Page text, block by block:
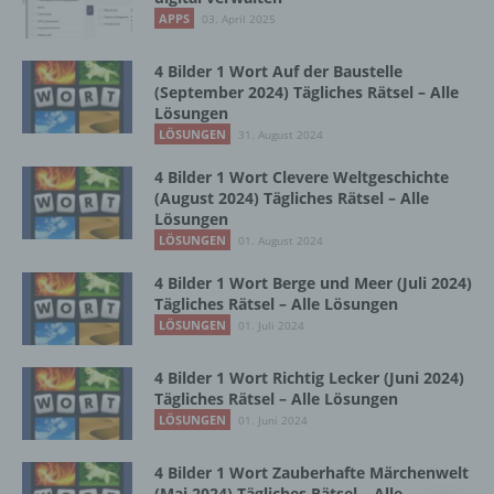
APPS 03. April 2025
4 Bilder 1 Wort Auf der Baustelle
(September 2024) Tägliches Rätsel – Alle
Lösungen
LÖSUNGEN 31. August 2024
4 Bilder 1 Wort Clevere Weltgeschichte
(August 2024) Tägliches Rätsel – Alle
Lösungen
LÖSUNGEN 01. August 2024
4 Bilder 1 Wort Berge und Meer (Juli 2024)
Tägliches Rätsel – Alle Lösungen
LÖSUNGEN 01. Juli 2024
4 Bilder 1 Wort Richtig Lecker (Juni 2024)
Tägliches Rätsel – Alle Lösungen
LÖSUNGEN 01. Juni 2024
4 Bilder 1 Wort Zauberhafte Märchenwelt
Zusammenhang mit personenbezogenen
Organisation, das Ordnen, die Speicherung,
die Anpassung oder Veränderung, das
Auslesen, das Abfragen, die Verwendung,
die Offenlegung durch Übermittlung,
Bereitstellung, den Abgleich oder die
Verknüpfung, die Einschränkung, das
Löschen oder die Vernichtung.
d) Einschränkung der Verarbeitung
Einschränkung der Verarbeitung ist die
Markierung gespeicherter
personenbezogener Daten mit dem Ziel, ihre
künftige Verarbeitung einzuschränken.
e) Profiling